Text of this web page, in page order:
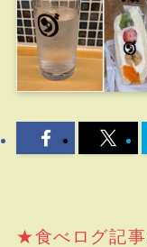
★食べログ記事